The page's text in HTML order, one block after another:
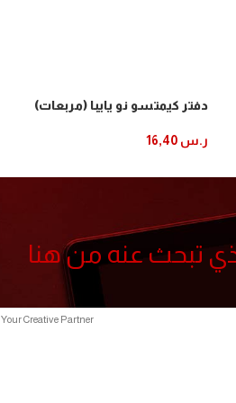
دفتر كيمتسو نو يايبا (مربعات)
ر.س 16,40
تبحث عنه من هنا
. Your Creative Partner